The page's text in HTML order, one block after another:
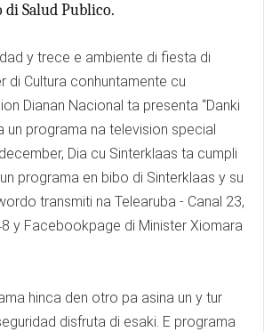
di Salud Publico.
y trece e ambiente di fiesta di
di Cultura conhuntamente cu
Dianan Nacional ta presenta “Danki
un programa na television special
Dia cu Sinterklaas ta cumpli
programa en bibo di Sinterklaas y su
transmiti na Telearuba - Canal 23,
y Facebookpage di Minister Xiomara
hinca den otro pa asina un y tur
disfruta di esaki. E programa